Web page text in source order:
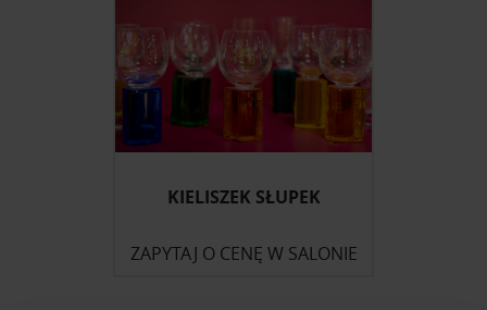
KIELISZEK SŁUPEK
ZAPYTAJ O CENĘ W SALONIE